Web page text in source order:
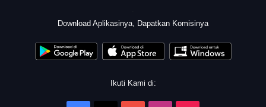
Download Aplikasinya, Dapatkan Komisinya
Ikuti Kami di: